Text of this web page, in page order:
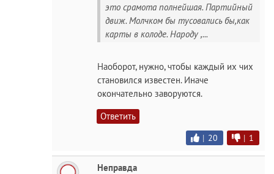
это срамота полнейшая. Партийный
движ. Молчком бы тусовались бы,как
карты в колоде. Народу ,...
Наоборот, нужно, чтобы каждый их чих
становился известен. Иначе
окончательно заворуются.
Ответить
| 20 | 1
Неправда